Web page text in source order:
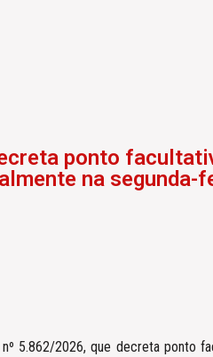
ponto
na segunda-
5.862/2026, que decreta ponto